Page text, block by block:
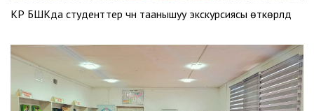
КР БШКда студенттер үчүн таанышуу экскурсиясы өткөрүлдү